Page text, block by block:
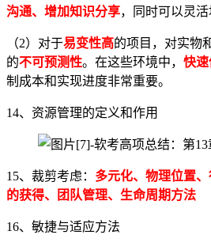
沟通、增加知识分享，同时可以灵活
（2）对于易变性高的项目，对实物
的不可预测性。在这些环境中， 快速
制成本和实现进度非常重要。
14、资源管理的定义和作用
15、裁剪考虑： 多元化、物理位置
的获得、团队管理、生命周期方法
16、敏捷与适应方法